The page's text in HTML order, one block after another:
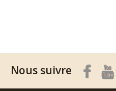
Nous suivre